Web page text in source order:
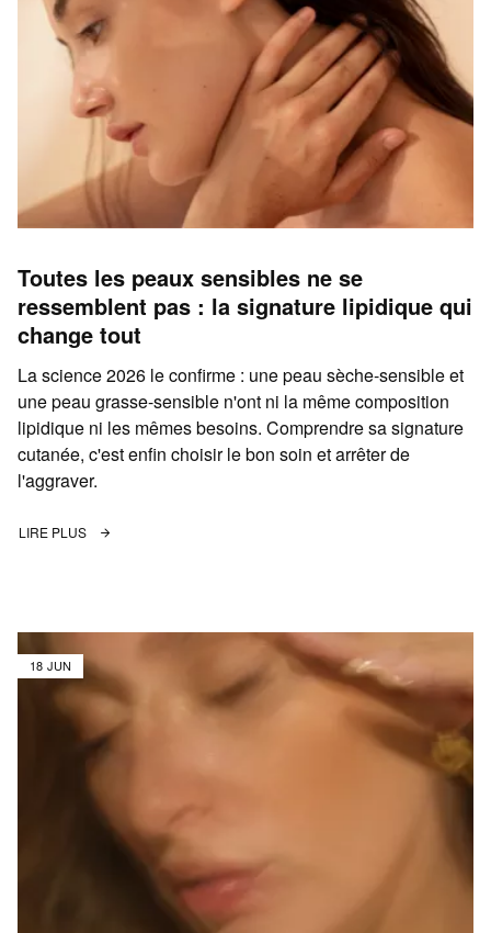
Toutes les peaux sensibles ne se
ressemblent pas : la signature lipidique qui
change tout
La science 2026 le confirme : une peau sèche-sensible et
une peau grasse-sensible n'ont ni la même composition
lipidique ni les mêmes besoins. Comprendre sa signature
cutanée, c'est enfin choisir le bon soin et arrêter de
l'aggraver.
LIRE PLUS
18 JUN